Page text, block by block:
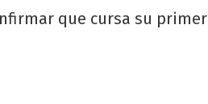
que cursa su primer